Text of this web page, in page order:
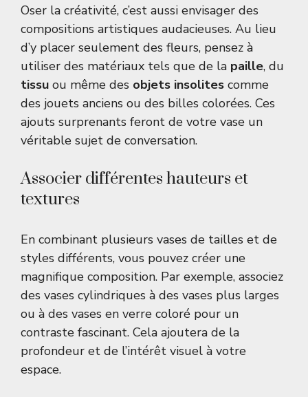
Oser la créativité, c’est aussi envisager des
compositions artistiques audacieuses. Au lieu
d’y placer seulement des fleurs, pensez à
utiliser des matériaux tels que de la paille, du
tissu ou même des objets insolites comme
des jouets anciens ou des billes colorées. Ces
ajouts surprenants feront de votre vase un
véritable sujet de conversation.
Associer différentes hauteurs et
textures
En combinant plusieurs vases de tailles et de
styles différents, vous pouvez créer une
magnifique composition. Par exemple, associez
des vases cylindriques à des vases plus larges
ou à des vases en verre coloré pour un
contraste fascinant. Cela ajoutera de la
profondeur et de l’intérêt visuel à votre
espace.